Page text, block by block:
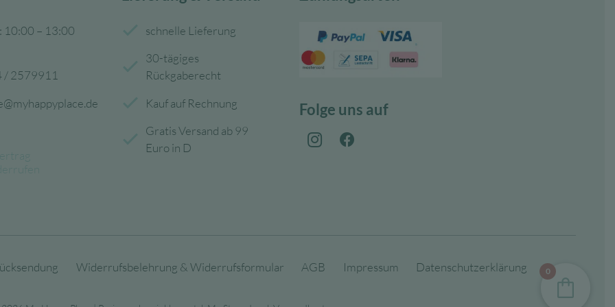
10:00 – 13:00
/ 2579911
schnelle Lieferung
30-tägiges
Rückgaberecht
Kauf auf Rechnung
Gratis Versand ab 99
Euro in D
Folge uns auf
Widerrufsbelehrung & Widerrufsformular AGB Impressum
Datenschutzerklärung
0